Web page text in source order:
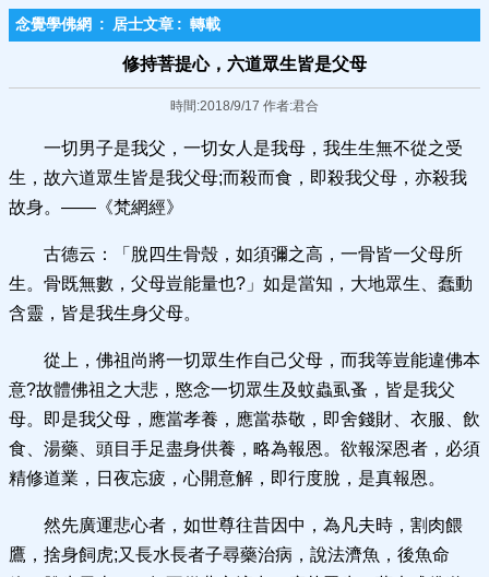
念覺學佛網 : 居士文章 : 轉載
修持菩提心，六道眾生皆是父母
時間:2018/9/17 作者:君合
一切男子是我父，一切女人是我母，我生生無不從之受
生，故六道眾生皆是我父母;而殺而食，即殺我父母，亦殺我
故身。——《梵網經》
古德云：「脫四生骨殼，如須彌之高，一骨皆一父母所
生。骨既無數，父母豈能量也?」如是當知，大地眾生、蠢動
含靈，皆是我生身父母。
從上，佛祖尚將一切眾生作自己父母，而我等豈能違佛本
意?故體佛祖之大悲，愍念一切眾生及蚊蟲虱蚤，皆是我父
母。即是我父母，應當孝養，應當恭敬，即舍錢財、衣服、飲
食、湯藥、頭目手足盡身供養，略為報恩。欲報深恩者，必須
精修道業，日夜忘疲，心開意解，即行度脫，是真報恩。
然先廣運悲心者，如世尊往昔因中，為凡夫時，割肉餵
鷹，捨身飼虎;又長水長者子尋藥治病，說法濟魚，後魚命